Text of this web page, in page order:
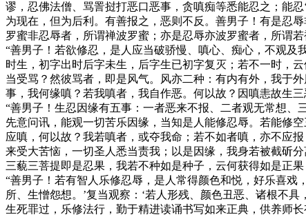
谬，忍佛法僧、骂詈挝打恶口恶事，贪嗔痴等悉能忍之；能
为现在，但为后利。有善报之，恶则不反。善男子！有是忍
罗蜜非忍辱者，所谓禅波罗蜜；亦是忍辱亦波罗蜜者，所谓
“善男子！若欲修忍，是人应当破骄慢、嗔心、痴心，不观
时生，初字出时后字未生，后字生已初字复灭；若不一时，
当受骂？然彼骂者，即是风气。风亦二种：有内有外，我于
事，我何缘嗔？若我嗔者，我自作恶。何以故？因嗔恚故生
“善男子！生忍因缘有五事：一者恶来不报、二者观无常想
先意问讯，能观一切苦乐因缘，当知是人能修忍辱。若能修
应嗔，何以故？我若嗔者，或夺我命；若不如者嗔，亦不应
来受大苦恼，一切圣人悉当责我；以是因缘，我身若被截斫
三藐三菩提即是忍果，我若不种如是种子，云何获得如是正果
“善男子！若有智人乐修忍辱，是人常得颜色和悦，好乐喜
所、生憎怨想。’复当观察：‘若人形残、颜色丑恶、诸根不
生死罪过，乐修法行，勤于精进读诵书写如来正典，供养师